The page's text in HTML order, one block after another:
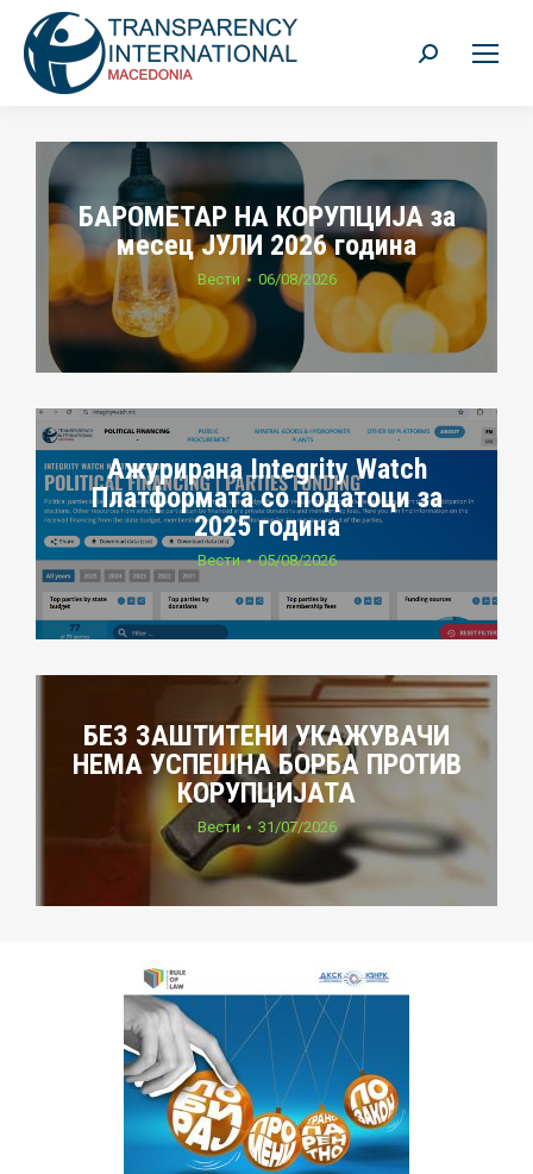
Search:
БАРОМЕТАР НА КОРУПЦИЈА за
месец ЈУЛИ 2026 година
Вести 06/08/2026
Ажурирана Integrity Watch
Платформата со податоци за
2025 година
Вести 05/08/2026
БЕЗ ЗАШТИТЕНИ УКАЖУВАЧИ
НЕМА УСПЕШНА БОРБА ПРОТИВ
КОРУПЦИЈАТА
Вести 31/07/2026